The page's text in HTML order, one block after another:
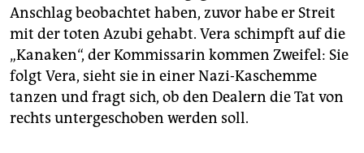
Anschlag beobachtet haben, zuvor habe er Streit
mit der toten Azubi gehabt. Vera schimpft auf die
„Kanaken“, der Kommissarin kommen Zweifel: Sie
folgt Vera, sieht sie in einer Nazi-Kaschemme
tanzen und fragt sich, ob den Dealern die Tat von
rechts untergeschoben werden soll.